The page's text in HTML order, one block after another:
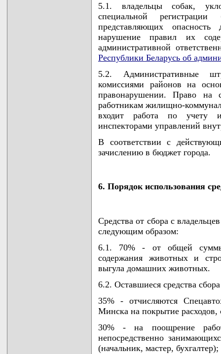
5.1. владельцы собак,
специальной
представляющих
нарушение правил их
административной
Республики Беларусь об
5.2. Административные
комиссиями районов на
правонарушении. Право на
работникам жилищно-
входит работа по учету
инспекторами управлений
В соответствии с
зачислению в бюджет города.
6. Порядок использования
Средства от сбора с
следующим образом:
6.1. 70% - от общей суммы
содержания животных и
выгула домашних животных.
6.2. Оставшиеся средства
35% - отчисляются
Минска на покрытие
30% - на поощрение
непосредственно
(начальник, мастер, бухгалтер);